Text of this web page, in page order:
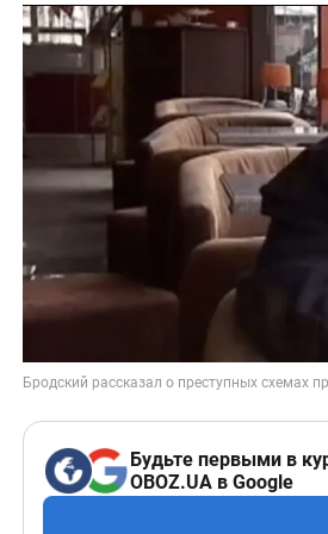
Будьте первыми в
OBOZ.UA в Google